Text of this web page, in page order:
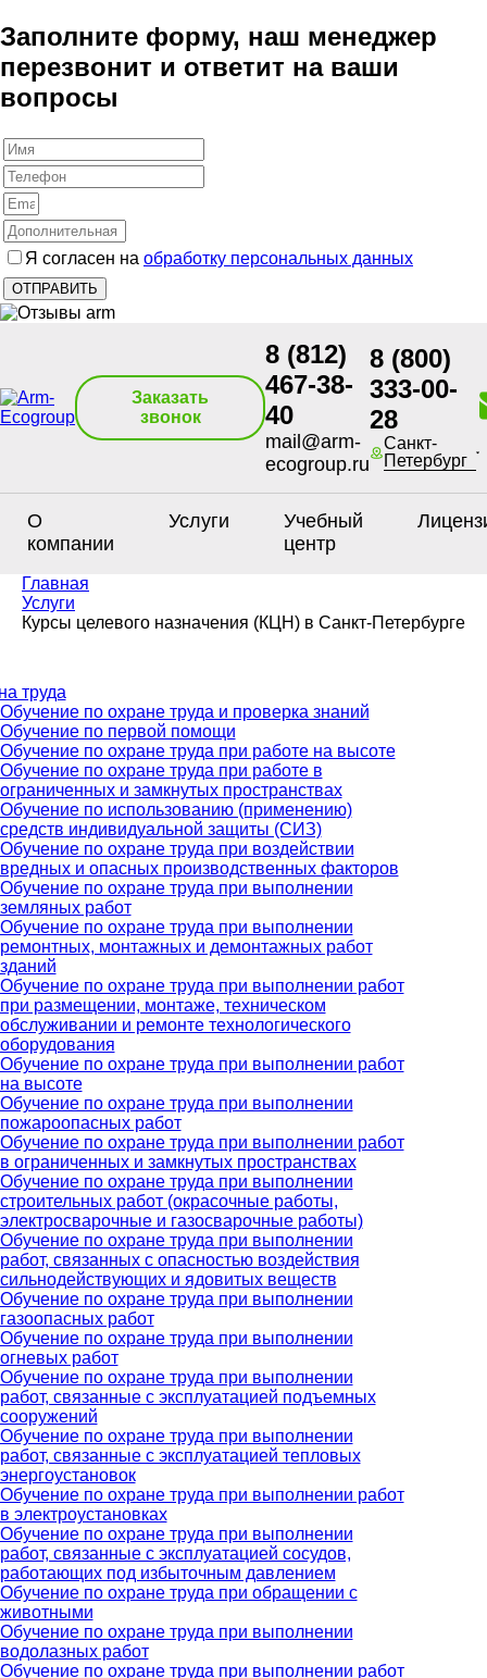
Заполните форму, наш менеджер
перезвонит и ответит на ваши
вопросы
Я согласен на обработку персональных данных
Заказать
звонок
8 (812)
467-38-
40
mail@arm-
ecogroup.ru
8 (800)
333-00-
28
Санкт-
Петербург
О
компании
Услуги
Учебный
центр
Главная
Услуги
Курсы целевого назначения (КЦН) в Санкт-Петербурге
труда
Обучение по охране труда и проверка знаний
Обучение по первой помощи
Обучение по охране труда при работе на высоте
Обучение по охране труда при работе в
ограниченных и замкнутых пространствах
Обучение по использованию (применению)
средств индивидуальной защиты (СИЗ)
Обучение по охране труда при воздействии
вредных и опасных производственных факторов
Обучение по охране труда при выполнении
земляных работ
Обучение по охране труда при выполнении
ремонтных, монтажных и демонтажных работ
зданий
Обучение по охране труда при выполнении работ
при размещении, монтаже, техническом
обслуживании и ремонте технологического
оборудования
Обучение по охране труда при выполнении работ
на высоте
Обучение по охране труда при выполнении
пожароопасных работ
Обучение по охране труда при выполнении работ
в ограниченных и замкнутых пространствах
Обучение по охране труда при выполнении
строительных работ (окрасочные работы,
электросварочные и газосварочные работы)
Обучение по охране труда при выполнении
работ, связанных с опасностью воздействия
сильнодействующих и ядовитых веществ
Обучение по охране труда при выполнении
газоопасных работ
Обучение по охране труда при выполнении
огневых работ
Обучение по охране труда при выполнении
работ, связанные с эксплуатацией подъемных
сооружений
Обучение по охране труда при выполнении
работ, связанные с эксплуатацией тепловых
энергоустановок
Обучение по охране труда при выполнении работ
в электроустановках
Обучение по охране труда при выполнении
работ, связанные с эксплуатацией сосудов,
работающих под избыточным давлением
Обучение по охране труда при обращении с
животными
Обучение по охране труда при выполнении
водолазных работ
Обучение по охране труда при выполнении работ